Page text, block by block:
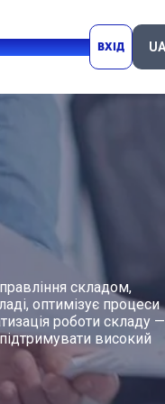
264 76 42 Вхід
складом,
оптимізує процеси
роботи складу —
високий